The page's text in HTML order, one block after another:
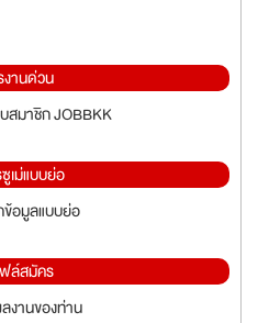
านด่วน
สมาชิก JOBBKK
เม่แบบย่อ
ข้อมูลแบบย่อ
ล์สมัคร
งานของท่าน